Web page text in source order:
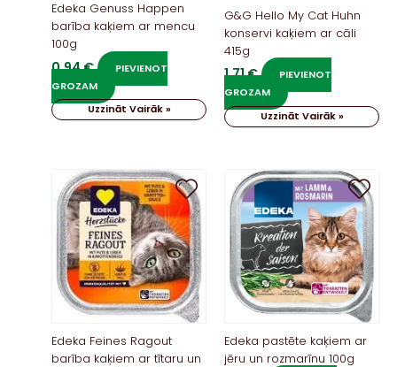
Edeka Genuss Happen
barība kaķiem ar mencu
100g
0,94€
PIEVIENOT
GROZAM
Uzzināt Vairāk »
G&G Hello My Cat Huhn
konservi kaķiem ar cāli
415g
1,71€
PIEVIENOT
GROZAM
Uzzināt Vairāk »
Edeka Feines Ragout
barība kaķiem ar tītaru un
Edeka pastēte kaķiem ar
jēru un rozmarīnu 100g